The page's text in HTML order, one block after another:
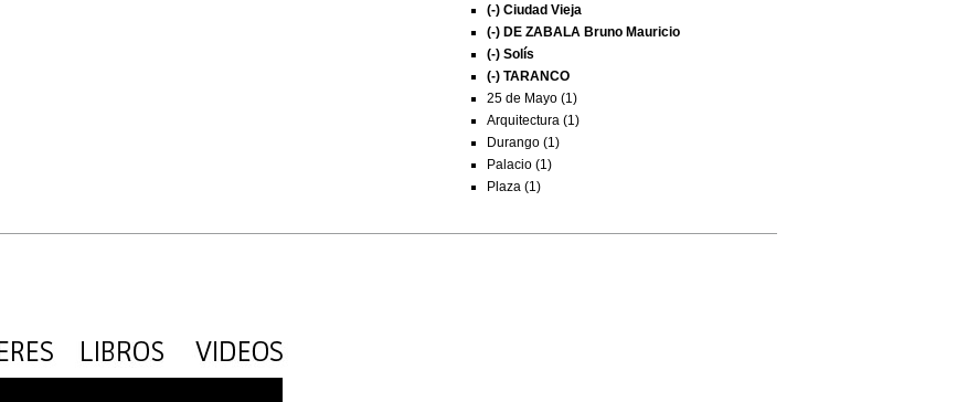
(-) Ciudad Vieja
(-) DE ZABALA Bruno Mauricio
(-) Solís
(-) TARANCO
25 de Mayo (1)
Arquitectura (1)
Durango (1)
Palacio (1)
Plaza (1)